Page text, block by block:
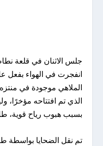
انفجرت في الهواء بفعل
الذي تم افتتاحه مؤخرًا،
بسبب هبوب رياح قوية، طار الجاذبية 50
تم نقل الضحايا